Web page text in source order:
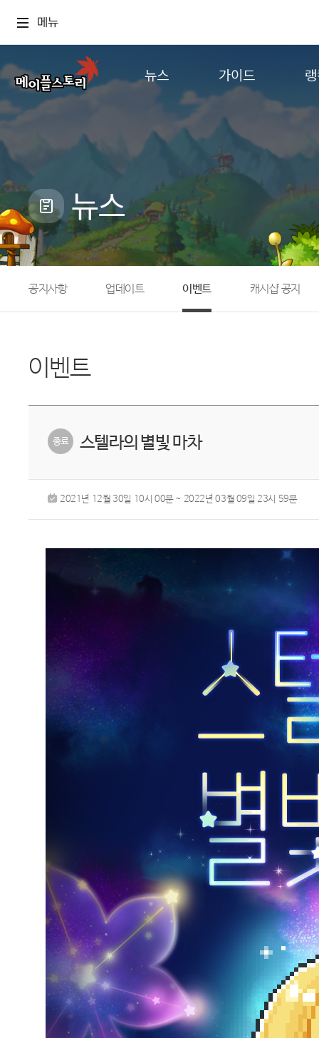
메뉴
뉴스
공지사항
업데이트
캐시샵 공지
메이플 알림판
with maple
가이드
게임정보
직업소개
확률형 아이템
NEXON NOW
뉴스
공지사항 업데이트 이벤트 캐시샵 공지
이벤트
스텔라의 별빛 마차
2021년 12월 30일 10시 00분 ~ 2022년 03월 09일 23시 59분